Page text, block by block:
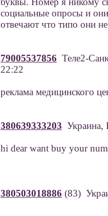
социальные опросы и
отвечают что типо они
79005537856 Теле2-
22:22
реклама медицинского
380639333203
hi dear want buy your
380503018886 (83)